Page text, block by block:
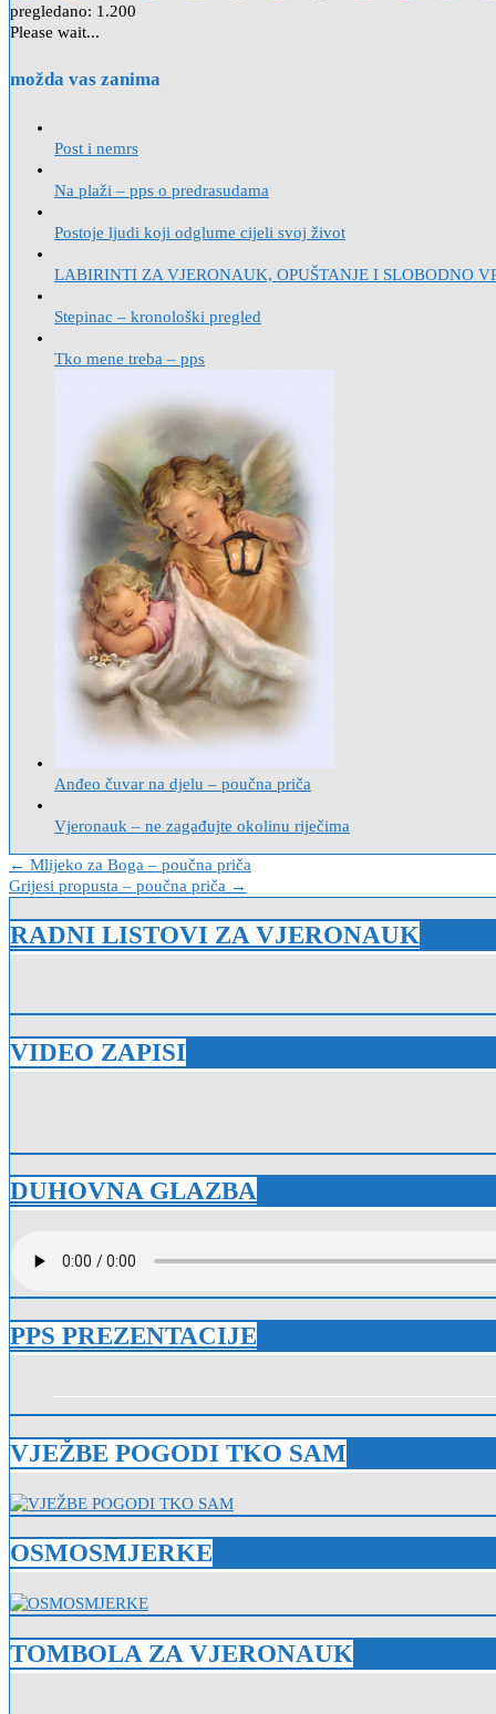
pregledano: 1.200
Please wait...
možda vas zanima
Post i nemrs
Na plaži – pps o predrasudama
Postoje ljudi koji odglume cijeli svoj život
LABIRINTI ZA VJERONAUK, OPUŠTANJE I SLOBODNO
Stepinac – kronološki pregled
Tko mene treba – pps
Anđeo čuvar na djelu – poučna priča
Vjeronauk – ne zagađujte okolinu riječima
Navigacija
objava
← Mlijeko za Boga – poučna priča
Grijesi propusta – poučna priča →
RADNI LISTOVI ZA VJERONAUK
VIDEO ZAPISI
DUHOVNA GLAZBA
PPS PREZENTACIJE
VJEŽBE POGODI TKO SAM
OSMOSMJERKE
TOMBOLA ZA VJERONAUK